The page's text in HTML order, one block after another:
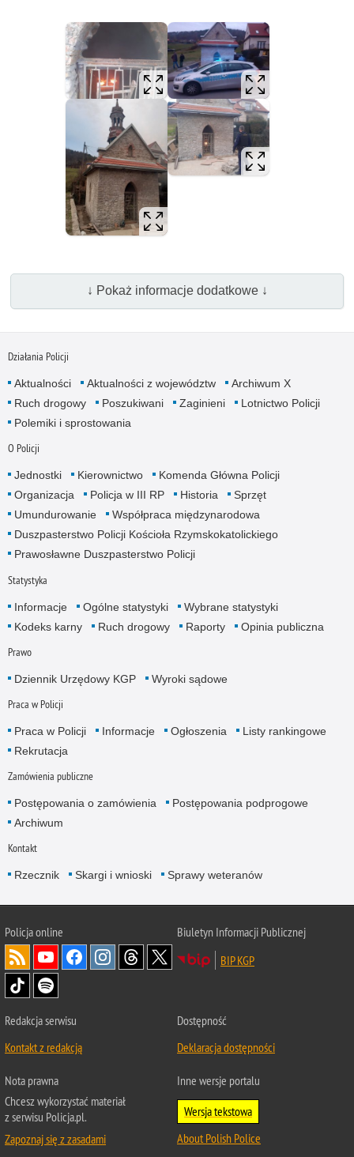
↓ Pokaż informacje dodatkowe ↓
Działania Policji
Aktualności Aktualności z województw
Archiwum X
Ruch drogowy
Poszukiwani Zaginieni
Lotnictwo Policji
Polemiki i sprostowania
O Policji
Jednostki Kierownictwo
Komenda Główna Policji
Organizacja
Policja w III RP Historia
Sprzęt
Umundurowanie
Współpraca międzynarodowa
Duszpasterstwo Policji Kościoła Rzymskokatolickiego
Prawosławne Duszpasterstwo Policji
Statystyka
Informacje Ogólne statystyki
Wybrane statystyki
Kodeks karny
Ruch drogowy Raporty Opinia publiczna
Prawo
Dziennik Urzędowy KGP Wyroki sądowe
Praca w Policji
Praca w Policji Informacje Ogłoszenia
Listy rankingowe
Rekrutacja
Zamówienia publiczne
Postępowania o zamówienia
Postępowania podprogowe
Archiwum
Kontakt
Rzecznik Skargi i wnioski Sprawy weteranów
Policjaonline
Biuletyn Informacji Publicznej
BIP KGP
Redakcja serwisu
Kontakt z redakcją
Dostępność
Deklaracja dostępności
Nota prawna
Chcesz wykorzystać materiał
z serwisu Policja.pl.
Zapoznaj się z zasadami
Inne wersje portalu
Wersja tekstowa
About Polish Police